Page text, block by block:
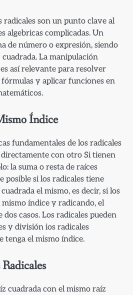
radicales son un punto clave al
algebricas complicadas. Un
de número o expresión, siendo
La manipulación
así relevante para resolver
y aplicar funciones en
Índice
fundamentales de los radicales
directamente con otro Si tienen
la suma o resta de raíces
posible si los radicales tiene
el mismo, es decir, si los
índice y radicando, el
casos. Los radicales pueden
y división ios radicales
tenga el mismo índice.
cuadrada con el mismo raíz